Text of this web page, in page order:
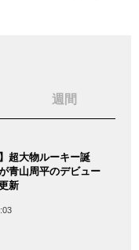
週間
超大物ルーキー誕
青山周平のデビュー
新